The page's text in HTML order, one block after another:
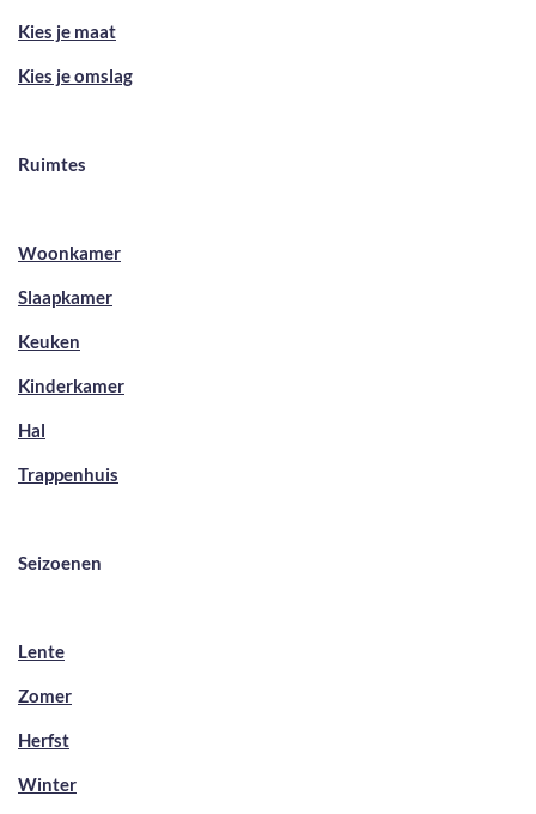
Kies je maat
Kies je omslag
Ruimtes
Woonkamer
Slaapkamer
Keuken
Kinderkamer
Hal
Trappenhuis
Seizoenen
Lente
Zomer
Herfst
Winter